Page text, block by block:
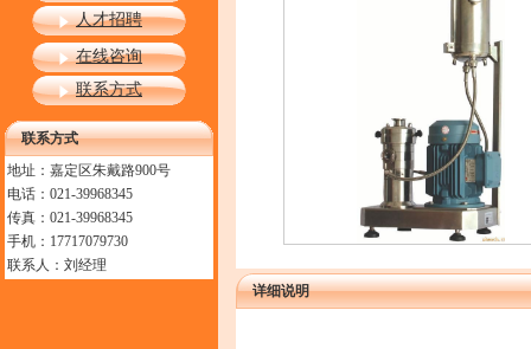
人才招聘
在线咨询
联系方式
联系方式
地址：嘉定区朱戴路900号
电话：021-39968345
传真：021-39968345
手机：17717079730
联系人：刘经理
详细说明